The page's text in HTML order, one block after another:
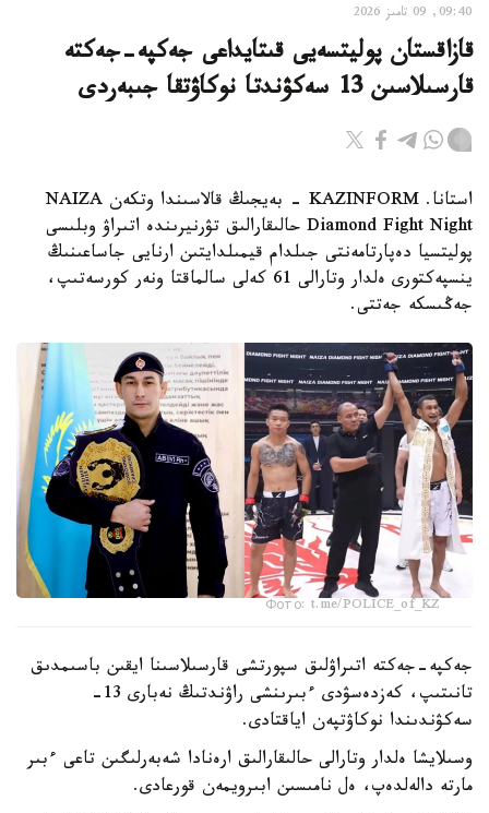
09:40, 09 تامىز 2026
قازاقستان پوليتسەيى قىتايداعى جەكپە-جەكتە
قارسىلاسىن 13 سەكۋندتا نوكاۋتقا جىبەردى
استانا. KAZINFORM - بەيجىڭ قالاسىندا وتكەن NAIZA
Diamond Fight Night حالىقارالىق تۋرنيرىندە اتىراۋ وبلىسى
پوليتسيا دەپارتامەنتى جىلدام قيمىلدايتىن ارنايى جاساعىنىڭ
ينسپەكتورى ەلدار وتارالى 61 كەلى سالماقتا ونەر كورسەتىپ،
جەڭىسكە جەتتى.
Фото: t.me/POLICE_of_KZ
جەكپە-جەكتە اتىراۋلىق سپورتشى قارسىلاسىنا ايقىن باسىمدىق
تانىتىپ، كەزدەسۋدى ءبىرىنشى راۋندتىڭ نەبارى 13-
سەكۋندىندا نوكاۋتپەن اياقتادى.
وسىلايشا ەلدار وتارالى حالىقارالىق ارەنادا شەبەرلىگىن تاعى ءبىر
مارتە دالەلدەپ، ەل نامىسىن ابىرويمەن قورعادى.